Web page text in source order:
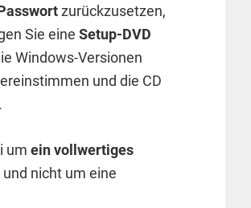
zurückzusetzen,
Sie eine Setup-DVD
Windows-Versionen
und die CD
um ein vollwertiges
nicht um eine